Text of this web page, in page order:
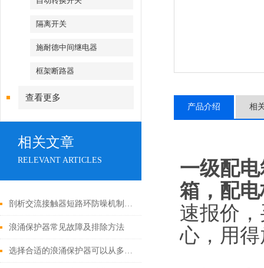
隔离开关
施耐德中间继电器
框架断路器
查看更多
相关文章
RELEVANT ARTICLES
剖析交流接触器短路环防噪机制与电气安全操作红线
浪涌保护器常见故障及排除方法
选择合适的浪涌保护器可以从多个角度探讨
产品介绍 相
一级配
箱，配
速报价
心，用